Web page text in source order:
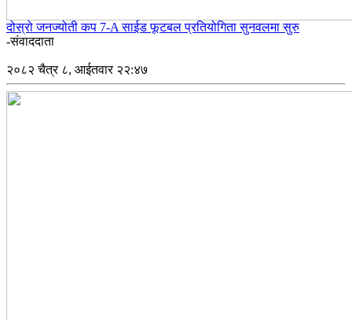
दोस्रो जनज्योती कप 7-A साईड फूटबल प्रतियोगिता सुनवलमा सुरु
-संवाददाता
२०८२ चैत्र ८, आईतवार २२:४७